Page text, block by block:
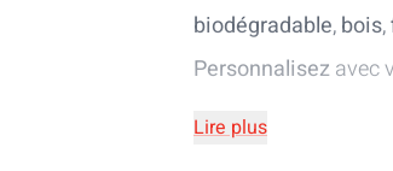
biodégradable,bois,
Personnalisezavec
Lire plus